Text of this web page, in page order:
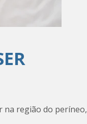
na região do períneo,